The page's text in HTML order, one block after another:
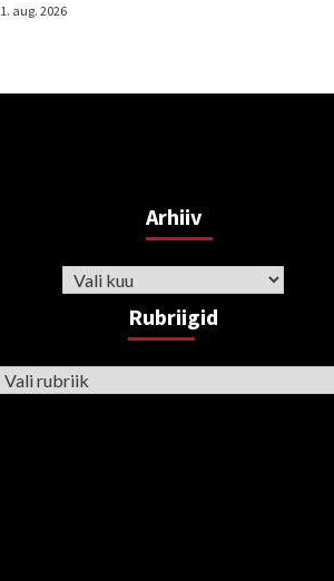
1. aug. 2026
Arhiiv
Arhiiv
Rubriigid
Rubriigid